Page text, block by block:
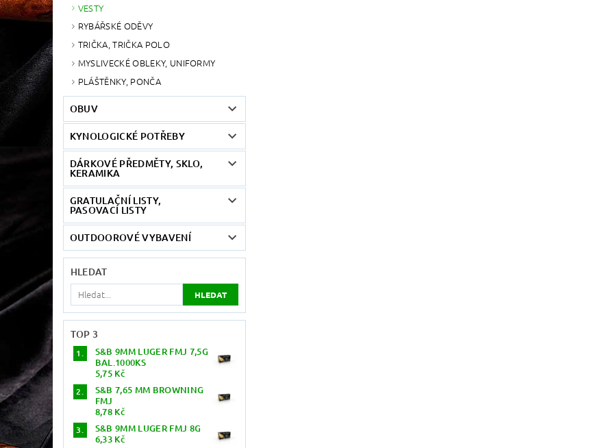
VESTY
RYBÁŘSKÉ ODĚVY
TRIČKA, TRIČKA POLO
MYSLIVECKÉ OBLEKY, UNIFORMY
PLÁŠTĚNKY, PONČA
OBUV
KYNOLOGICKÉ POTŘEBY
DÁRKOVÉ PŘEDMĚTY, SKLO,
KERAMIKA
GRATULAČNÍ LISTY,
PASOVACÍ LISTY
OUTDOOROVÉ VYBAVENÍ
HLEDAT
TOP 3
S&B 9MM LUGER FMJ 7,5G
BAL.1000KS
5,75 Kč
S&B 7,65 MM BROWNING
FMJ
8,78 Kč
S&B 9MM LUGER FMJ 8G
6,33 Kč